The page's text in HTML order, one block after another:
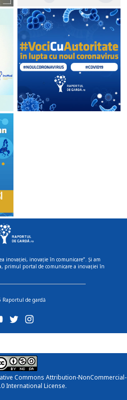
inovației, inovație în comunicare”. Și am
, primul portal de comunicare a inovației în
Raportul de gardă
Commons Attribution-NonCommercial-
International License.